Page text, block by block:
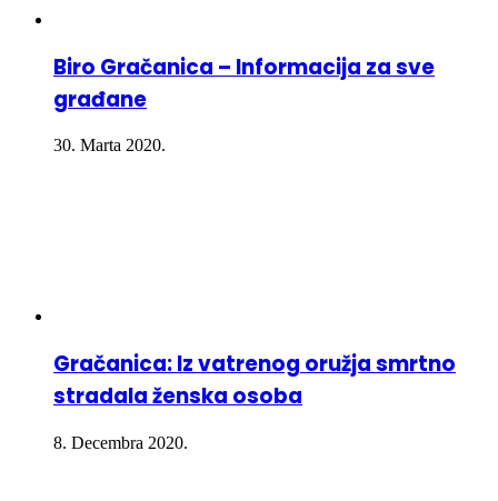
Biro Gračanica – Informacija za sve
građane
30. Marta 2020.
Gračanica: Iz vatrenog oružja smrtno
stradala ženska osoba
8. Decembra 2020.